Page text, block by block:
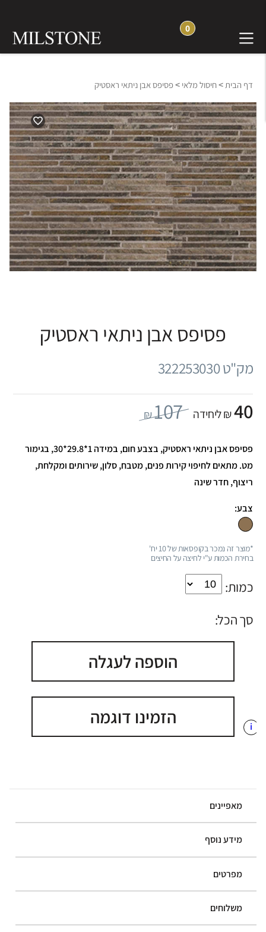
0
דף הבית>חיסול מלאי >פסיפס אבן ניתאי ראסטיק
פסיפס אבן ניתאי ראסטיק
מק"ט 322253030
40₪ ליחידה 107
₪
פסיפס אבן ניתאי ראסטיק, בצבע חום, במידה 1*29.8*30, בגימור
מט. מתאים לחיפוי קירות פנים, מטבח, סלון, שירותים ומקלחת,
ריצוף, חדר שינה
צבע:
*מוצר זה נמכר בקופסאות של 10 יח'
בחירת הכמות ע"י לחיצה על החיצים
כמות:
סך הכל:
הוספה לעגלה
הזמינו דוגמה i
מאפיינים
מידע נוסף
מפרטים
משלוחים